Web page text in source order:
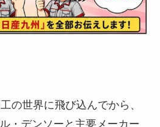
の世界に飛び込んでから、
・デンソーと主要メーカー